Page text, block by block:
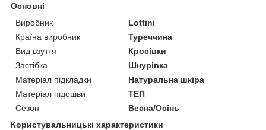
Основні
Виробник
Lottini
Країна виробник
Туреччина
Вид взуття
Кросівки
Застібка
Шнурівка
Матеріал підкладки
Натуральна шкіра
Матеріал підошви
ТЕП
Сезон
Весна/Осінь
Користувальницькі характеристики